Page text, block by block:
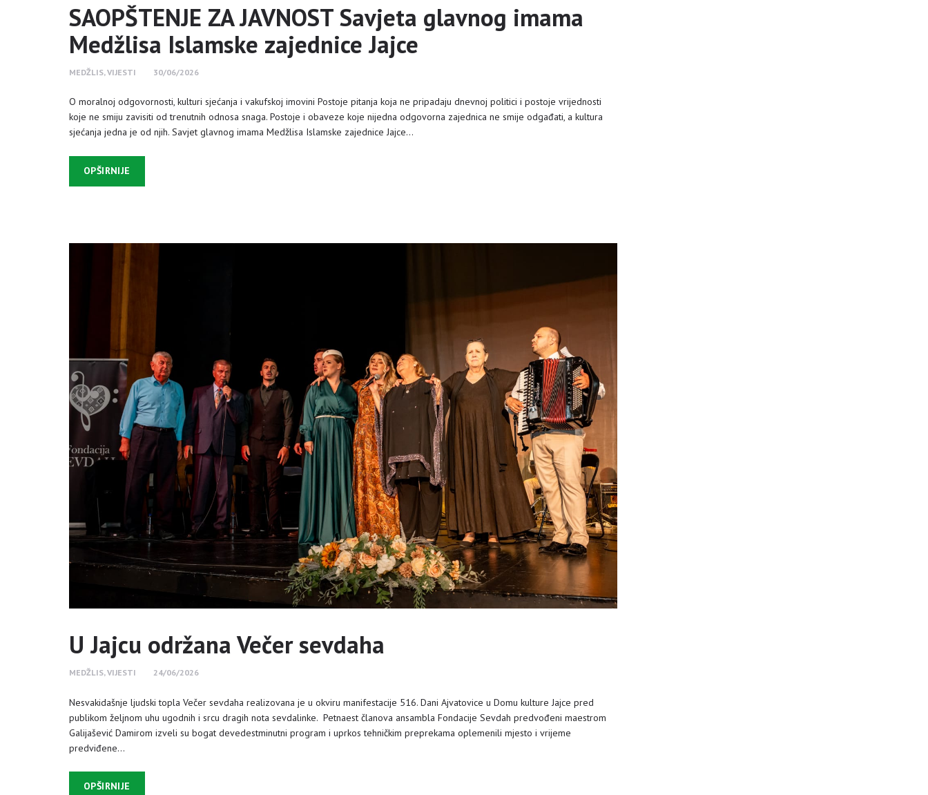
SAOPŠTENJE ZA JAVNOST Savjeta glavnog imama
Medžlisa Islamske zajednice Jajce
MEDŽLIS,VIJESTI 30/06/2026
O moralnoj odgovornosti, kulturi sjećanja i vakufskoj imovini Postoje pitanja koja ne pripadaju dnevnoj politici i postoje vrijednosti
koje ne smiju zavisiti od trenutnih odnosa snaga. Postoje i obaveze koje nijedna odgovorna zajednica ne smije odgađati, a kultura
sjećanja jedna je od njih. Savjet glavnog imama Medžlisa Islamske zajednice Jajce…
OPŠIRNIJE
U Jajcu održana Večer sevdaha
MEDŽLIS,VIJESTI 24/06/2026
Nesvakidašnje ljudski topla Večer sevdaha realizovana je u okviru manifestacije 516. Dani Ajvatovice u Domu kulture Jajce pred
publikom željnom uhu ugodnih i srcu dragih nota sevdalinke. Petnaest članova ansambla Fondacije Sevdah predvođeni maestrom
Galijašević Damirom izveli su bogat devedestminutni program i uprkos tehničkim preprekama oplemenili mjesto i vrijeme
predviđene…
OPŠIRNIJE